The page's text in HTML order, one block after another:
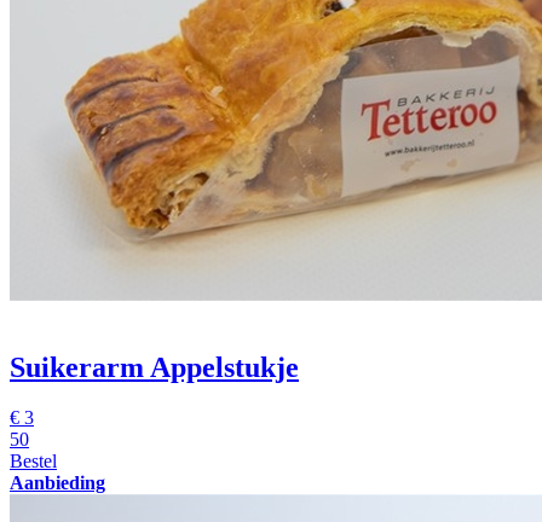
Suikerarm Appelstukje
€ 3
50
Bestel
Aanbieding